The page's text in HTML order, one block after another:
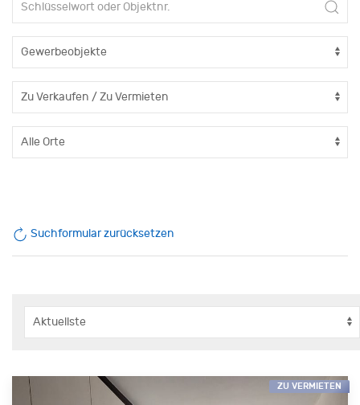
Suchformular zurücksetzen
ZU VERMIETEN